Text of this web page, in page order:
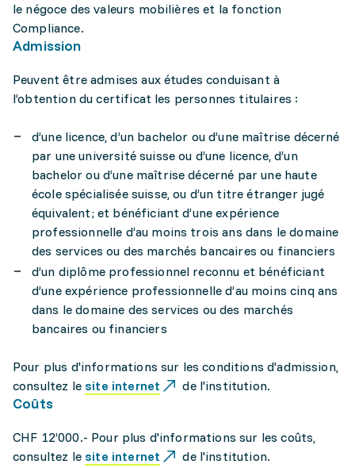
le négoce des valeurs mobilières et la fonction
Compliance.
Admission
Peuvent être admises aux études conduisant à
l’obtention du certificat les personnes titulaires :
d’une licence, d’un bachelor ou d’une maîtrise décerné
par une université suisse ou d’une licence, d’un
bachelor ou d’une maîtrise décerné par une haute
école spécialisée suisse, ou d’un titre étranger jugé
équivalent; et bénéficiant d’une expérience
professionnelle d’au moins trois ans dans le domaine
des services ou des marchés bancaires ou financiers
d’un diplôme professionnel reconnu et bénéficiant
d’une expérience professionnelle d’au moins cinq ans
dans le domaine des services ou des marchés
bancaires ou financiers
Pour plus d'informations sur les conditions d'admission,
consultez le site internet de l'institution.
Coûts
CHF 12’000.- Pour plus d'informations sur les coûts,
consultez le site internet de l'institution.